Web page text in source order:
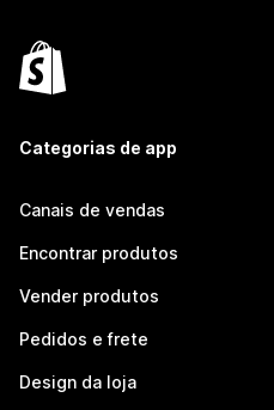
Categorias de app
Canais de vendas
Encontrar produtos
Vender produtos
Pedidos e frete
Design da loja